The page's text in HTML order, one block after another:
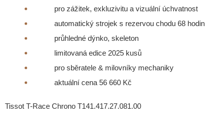
pro zážitek, exkluzivitu a vizuální úchvatnost
automatický strojek s rezervou chodu 68 hodin
průhledné dýnko, skeleton
limitovaná edice 2025 kusů
pro sběratele & milovníky mechaniky
aktuální cena 56 660 Kč
Tissot T-Race Chrono T141.417.27.081.00